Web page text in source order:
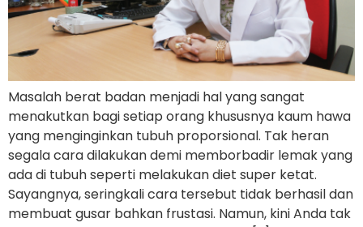
Masalah berat badan menjadi hal yang sangat
menakutkan bagi setiap orang khususnya kaum hawa
yang menginginkan tubuh proporsional. Tak heran
segala cara dilakukan demi memborbadir lemak yang
ada di tubuh seperti melakukan diet super ketat.
Sayangnya, seringkali cara tersebut tidak berhasil dan
membuat gusar bahkan frustasi. Namun, kini Anda tak